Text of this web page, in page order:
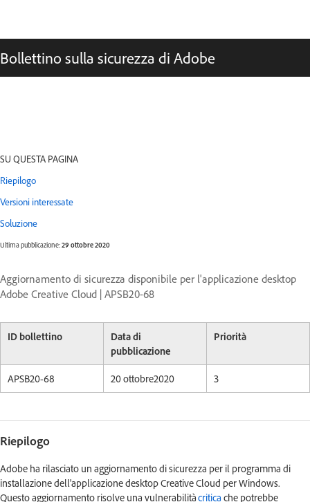
Bollettino sulla sicurezza di Adobe
SU QUESTA PAGINA
Riepilogo
Versioni interessate
Soluzione
Ultima pubblicazione:29 ottobre 2020
Aggiornamento di sicurezza disponibile per l'applicazione desktop
Adobe Creative Cloud | APSB20-68
ID bollettino
Data di
pubblicazione
Priorità
APSB20-68 20 ottobre2020 3
Riepilogo
Adobe ha rilasciato un aggiornamento di sicurezza per il programma di
installazione dell'applicazione desktop Creative Cloud per Windows.
Questo aggiornamento risolve una vulnerabilitàcritica che potrebbe